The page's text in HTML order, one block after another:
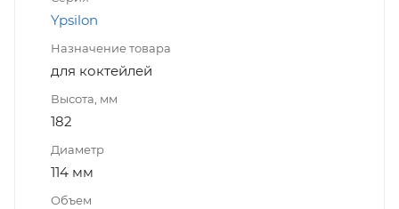
Ypsilon
Назначение товара
для коктейлей
Высота, мм
182
Диаметр
114 мм
Объем